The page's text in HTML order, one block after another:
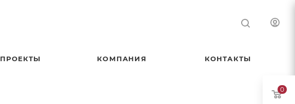
ПРОЕКТЫ КОМПАНИЯ КОНТАКТЫ
0